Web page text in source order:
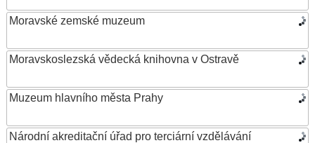
Moravské zemské muzeum
Moravskoslezská vědecká knihovna v Ostravě
Muzeum hlavního města Prahy
Národní akreditační úřad pro terciární vzdělávání